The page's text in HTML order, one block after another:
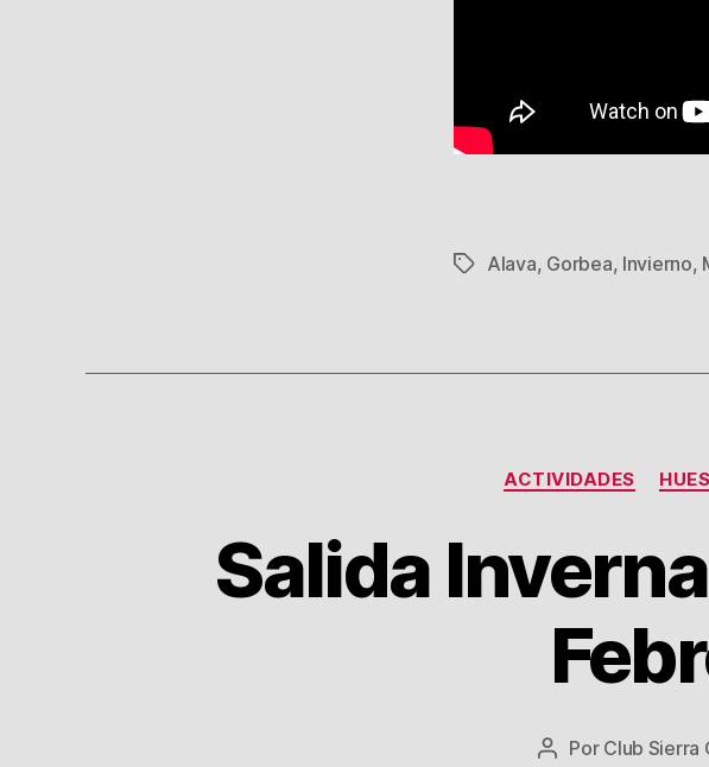
Etiquetas
Alava, Gorbea, Invierno,
ACTIVIDADES
Salida
Autor
Por Club Sierra